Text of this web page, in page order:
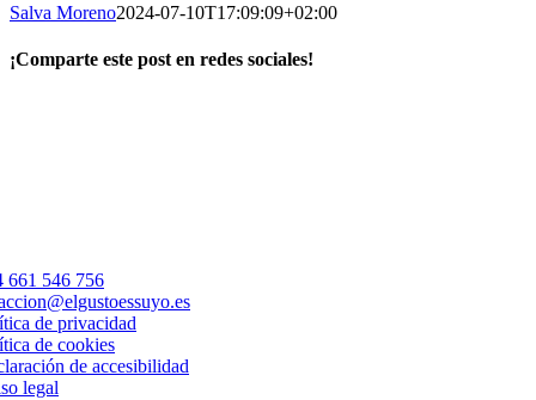
Salva Moreno2024-07-10T17:09:09+02:00
¡Comparte este post en redes sociales!
661 546 756
de privacidad
de cookies
de accesibilidad
legal